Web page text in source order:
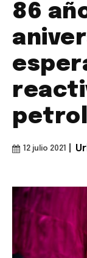
86
12 julio 2021